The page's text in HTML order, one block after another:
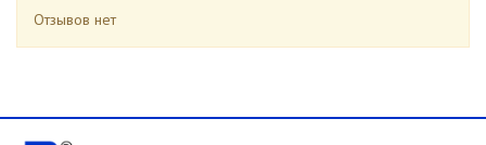
Отзывов нет